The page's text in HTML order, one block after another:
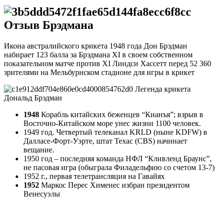
Отзыв Брэдмана
Икона австралийского крикета 1948 года Дон Брэдман
набирает 123 балла за Брэдмана XI в своем собственном
показательном матче против XI Линдси Хассетт перед 52 360
зрителями на Мельбурнском стадионе для игры в крикет
Легенда крикета
Дональд Брэдман
1948 Корабль китайских беженцев “Кианъя”; взрыв в
Восточно-Китайском море унес жизни 1100 человек.
1949 год. Четвертый телеканал KRLD (ныне KDFW) в
Далласе-Форт-Уэрте, штат Техас (CBS) начинает
вещание.
1950 год – последняя команда НФЛ “Кливленд Браунс”,
не пасовая игра (обыграла Филадельфию со счетом 13-7)
1952 г., первая телетрансляция на Гавайях
1952 Маркос Перес Хименес избран президентом
Венесуэлы